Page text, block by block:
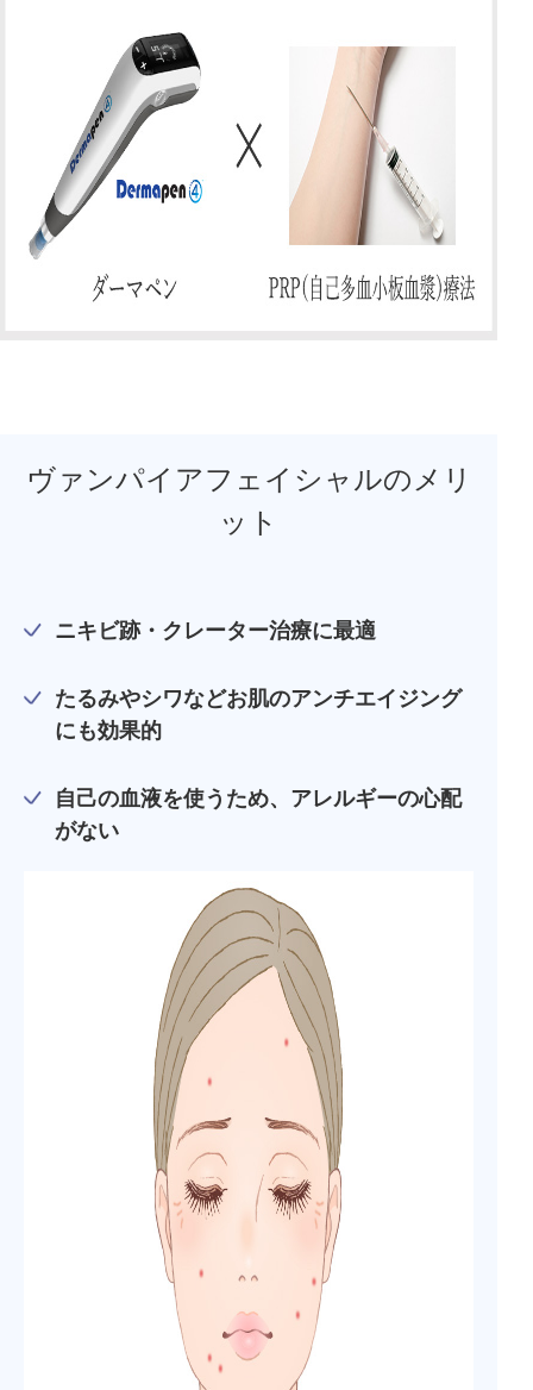
LINE予約 WEB予約
井畑 峰紀 医師 安形省吾 医師
ヴァンパイアフェイシャルのメリ
ット
ニキビ跡・クレーター治療に最適
たるみやシワなどお肌のアンチエイジング
にも効果的
自己の血液を使うため、アレルギーの心配
がない